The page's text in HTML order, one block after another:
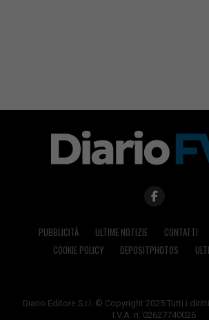
PUBBLICITÀ ULTIME NOTIZIE CONTATTI
COOKIE POLICY
DEPOSITPHOTOS
Diario Editore S.r.l. © Copyright 2025 Tutti i
I.V.A. n. 02627740026